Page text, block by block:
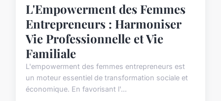
L'Empowerment des Femmes
Entrepreneurs : Harmoniser
Vie Professionnelle et Vie
Familiale
L'empowerment des femmes entrepreneurs est
un moteur essentiel de transformation sociale et
économique. En favorisant l'...